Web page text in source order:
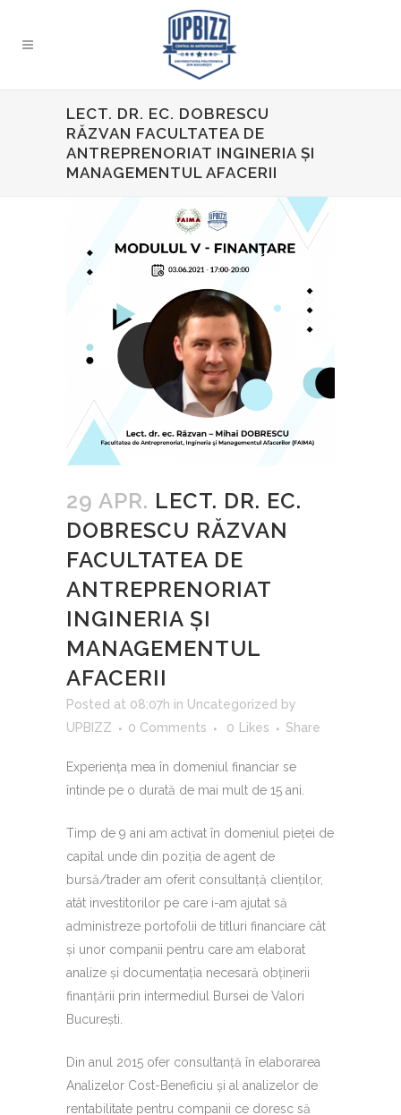
LECT. DR. EC. DOBRESCU
RĂZVAN FACULTATEA DE
ANTREPRENORIAT INGINERIA ȘI
MANAGEMENTUL AFACERII
29 APR. LECT. DR. EC.
DOBRESCU RĂZVAN
FACULTATEA DE
ANTREPRENORIAT
INGINERIA ȘI
MANAGEMENTUL
AFACERII
Posted at 08:07h in Uncategorized by
UPBIZZ
0 Comments 0 Likes Share
Experiența mea în domeniul financiar se
întinde pe o durată de mai mult de 15 ani.
Timp de 9 ani am activat în domeniul pieței de
capital unde din poziția de agent de
bursă/trader am oferit consultanță clienților,
atât investitorilor pe care i-am ajutat să
administreze portofolii de titluri financiare cât
și unor companii pentru care am elaborat
analize și documentația necesară obținerii
finanțării prin intermediul Bursei de Valori
București.
Din anul 2015 ofer consultanță în elaborarea
Analizelor Cost-Beneficiu și al analizelor de
rentabilitate pentru companii ce doresc să